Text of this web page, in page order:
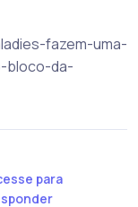
fazem-uma-
bloco-da-
para